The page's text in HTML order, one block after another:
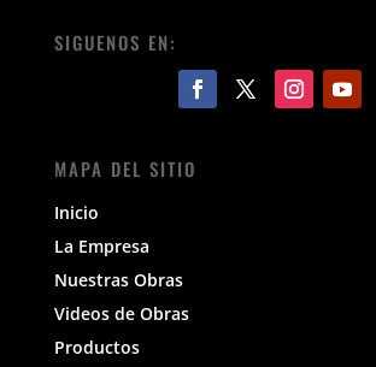
SIGUENOS EN:
MAPA DEL SITIO
Inicio
La Empresa
Nuestras Obras
Videos de Obras
Productos